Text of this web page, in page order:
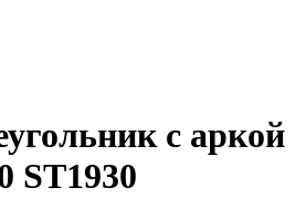
с аркой
ST1930